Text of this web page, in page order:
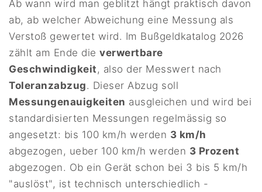
Ab wann wird man geblitzt hängt praktisch davon
ab, ab welcher Abweichung eine Messung als
Verstoß gewertet wird. Im Bußgeldkatalog 2026
zählt am Ende dieverwertbare
Geschwindigkeit, also der Messwert nach
Toleranzabzug. Dieser Abzug soll
Messungenauigkeiten ausgleichen und wird bei
standardisierten Messungen regelmässig so
angesetzt: bis 100 km/h werden 3 km/h
abgezogen, ueber 100 km/h werden 3 Prozent
abgezogen. Ob ein Gerät schon bei 3 bis 5 km/h
"auslöst", ist technisch unterschiedlich -